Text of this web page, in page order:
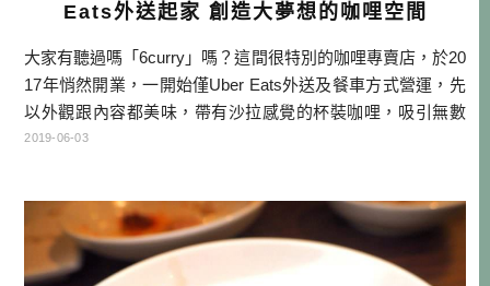
Eats外送起家 創造大夢想的咖哩空間
大家有聽過嗎「6curry」嗎？這間很特別的咖哩專賣店，於20
17年悄然開業，一開始僅Uber Eats外送及餐車方式營運，先
以外觀跟內容都美味，帶有沙拉感覺的杯裝咖哩，吸引無數
網美的拍照打卡。而熱愛咖哩的常客則知道，由主廚新井一
的第一家實體店，不過他們並不希望這裡只是提供 […]…
2019-06-03